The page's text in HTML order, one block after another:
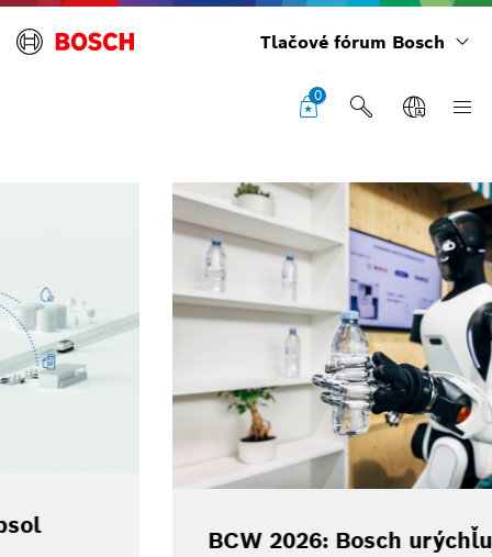
Tlačové fórum Bosch
0
BCW 2026: Bosch urýchľuje vývoj